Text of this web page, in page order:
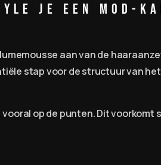
je een Mod-
aan van de
stap voor de structuur van
op de punten. Dit voorkomt